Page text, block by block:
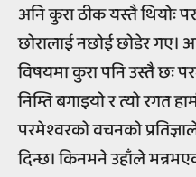
अनि कुरा ठीक यस्तै थियोः
छोरालाई नछोई छोडेर गए।
विषयमा कुरा पनि उस्तै छः
निम्ति बगाइयो र त्यो रगत
परमेश्वरको वचनको
दिन्छ। किनभने उहाँले